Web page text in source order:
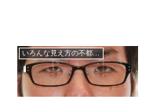
いろんな見え方の不都合に対応した眼鏡